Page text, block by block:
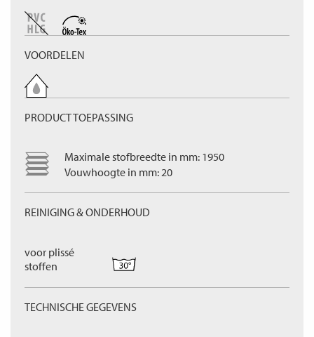
VOORDELEN
PRODUCT TOEPASSING
Maximale stofbreedte in mm: 1950
Vouwhoogte in mm: 20
REINIGING & ONDERHOUD
voor plissé
stoffen
TECHNISCHE GEGEVENS